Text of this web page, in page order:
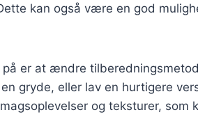
kan også være en god
er at ændre
gryde, eller lav en hurtigere
og teksturer, som